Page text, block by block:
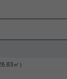
橋
フロア2住戸 ダ
たことない！！ お部
のお部屋と寝る部屋
㎡）